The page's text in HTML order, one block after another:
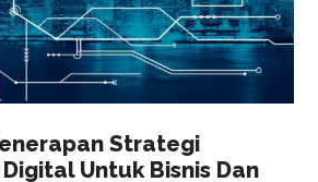
Strategi
Untuk Bisnis Dan